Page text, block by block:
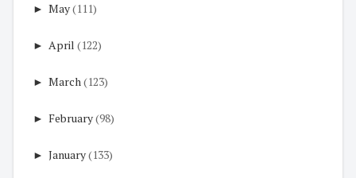
► May(111)
► April (122)
► March(123)
► February(98)
► January(133)